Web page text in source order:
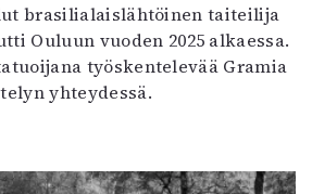
brasilialaislähtöinen taiteilija
Ouluun vuoden 2025 alkaessa.
työskentelevää Gramia
yhteydessä.